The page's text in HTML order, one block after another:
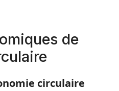
de
circulaire